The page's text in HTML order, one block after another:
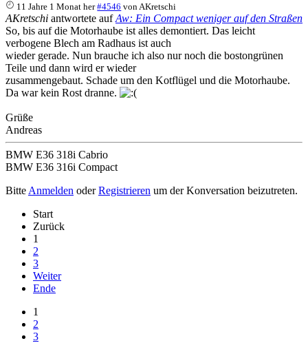
11 Jahre 1 Monat her #4546 von AKretschi
AKretschi antwortete aufAw: Ein Compact weniger auf den Straßen
So, bis auf die Motorhaube ist alles demontiert. Das leicht
verbogene Blech am Radhaus ist auch
wieder gerade. Nun brauche ich also nur noch die bostongrünen
Teile und dann wird er wieder
zusammengebaut. Schade um den Kotflügel und die Motorhaube.
Da war kein Rost dranne.
Grüße
Andreas
BMW E36 318i Cabrio
BMW E36 316i Compact
Bitte Anmelden oderRegistrieren um der Konversation beizutreten.
Start
Zurück
1
2
3
Weiter
Ende
1
2
3